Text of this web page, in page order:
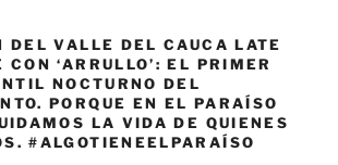
DEL VALLE DEL CAUCA LATE
CON ‘ARRULLO’: EL PRIMER
NOCTURNO DEL
PORQUE EN EL PARAÍSO
LA VIDA DE QUIENES
#ALGOTIENEELPARAÍSO